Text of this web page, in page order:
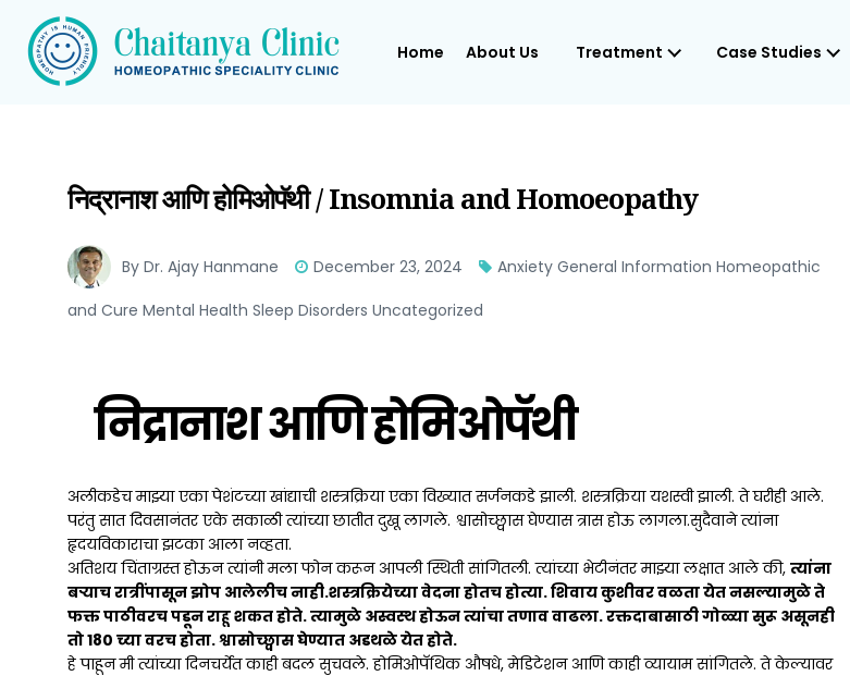
Home About Us Treatment Case Studies
निद्रानाश आणि होमिओपॅथी / Insomnia and Homoeopathy
By Dr. Ajay Hanmane December 23, 2024
Anxiety General Information Homeopathic
and Cure Mental Health Sleep Disorders Uncategorized
निद्रानाश आणि होमिओपॅथी
अलीकडेच माझ्या एका पेशंटच्या खांद्याची शस्त्रक्रिया एका विख्यात सर्जनकडे झाली. शस्त्रक्रिया यशस्वी झाली. ते घरीही आले.
परंतु सात दिवसानंतर एके सकाळी त्यांच्या छातीत दुखू लागले. श्वासोच्छ्वास घेण्यास त्रास होऊ लागला.सुदैवाने त्यांना
हृदयविकाराचा झटका आला नव्हता.
अतिशय चिंताग्रस्त होऊन त्यांनी मला फोन करून आपली स्थिती सांगितली. त्यांच्या भेटीनंतर माझ्या लक्षात आले की, त्यांना
बऱ्याच रात्रींपासून झोप आलेलीच नाही.शस्त्रक्रियेच्या वेदना होतच होत्या. शिवाय कुशीवर वळता येत नसल्यामुळे ते
फक्त पाठीवरच पडून राहू शकत होते. त्यामुळे अस्वस्थ होऊन त्यांचा तणाव वाढला. रक्तदाबासाठी गोळ्या सुरू असूनही
तो 180 च्या वरच होता. श्वासोच्छ्वास घेण्यात अडथळे येत होते.
हे पाहून मी त्यांच्या दिनचर्येत काही बदल सुचवले. होमिओपॅथिक औषधे, मेडिटेशन आणि काही व्यायाम सांगितले. ते केल्यावर